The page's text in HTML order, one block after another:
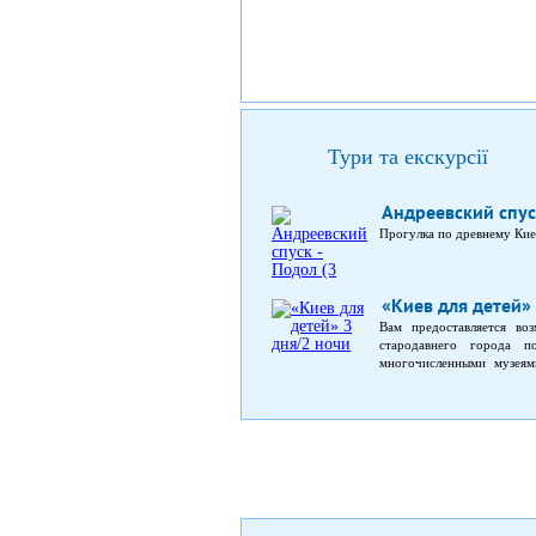
Тури та екскурсії
Андреевский
Прогулка по древнему
«Киев для
Вам предоставляется
стародавнего города
многочисленными
открытым небом дает
архитектуры;
индивидуальное